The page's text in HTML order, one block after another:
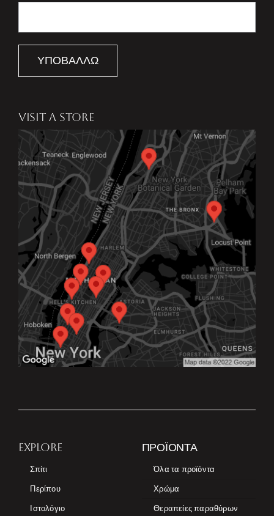
ΥΠΟΒΆΛΛΩ
VISIT A STORE
EXPLORE
Σπίτι
Περίπου
Ιστολόγιο
ΠΡΟΪΌΝΤΑ
Όλα τα προϊόντα
Χρώμα
Θεραπείες παραθύρων